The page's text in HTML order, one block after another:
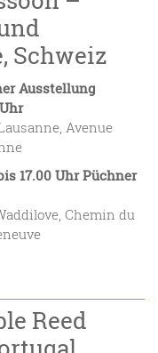
Schweiz
Ausstellung
Avenue
17.00 Uhr Püchner
Chemin du
Reed